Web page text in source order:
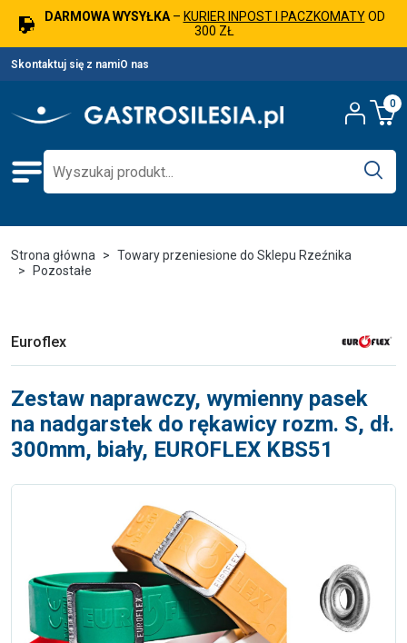
DARMOWA WYSYŁKA– KURIER INPOST I PACZKOMATYOD
300 ZŁ
Skontaktuj się z namiO nas
0
Strona główna
Towary przeniesione do Sklepu Rzeźnika
Pozostałe
Euroflex
Zestaw naprawczy, wymienny pasek
na nadgarstek do rękawicy rozm. S, dł.
300mm, biały, EUROFLEX KBS51